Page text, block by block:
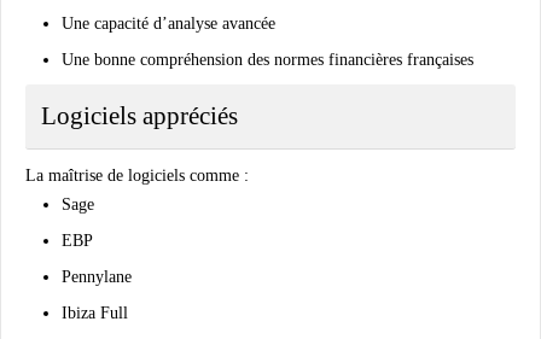
Une capacité d’analyse avancée
Une bonne compréhension des normes financières françaises
Logiciels appréciés
La maîtrise de logiciels comme :
Sage
EBP
Pennylane
Ibiza Full